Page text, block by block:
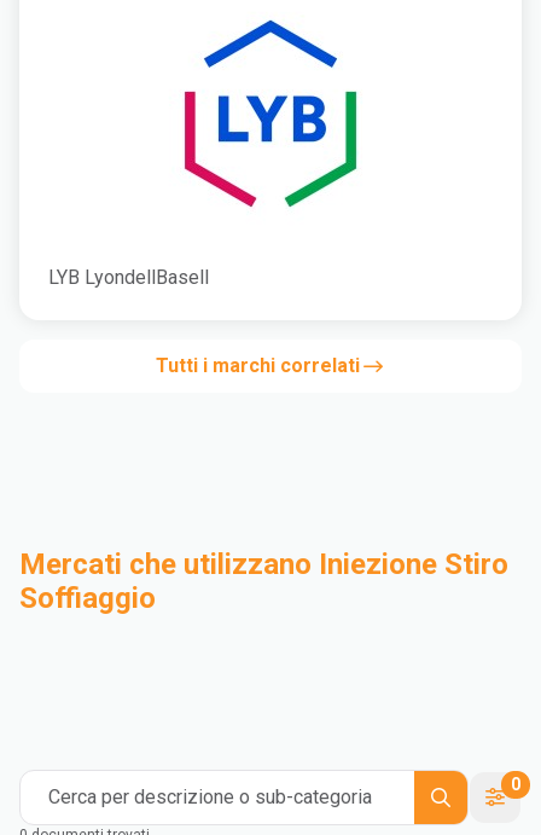
LYB LyondellBasell
Tutti i marchi correlati
Mercati che utilizzano Iniezione Stiro
Soffiaggio
Cerca per descrizione o sub-categoria
0